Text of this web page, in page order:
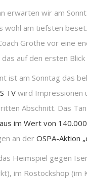
erwarten wir am
wohl am tiefsten
Grothe vor eine
auf den ersten
ist am Sonntag das
TV wird Impressionen
Abschnitt. Das
im Wert von
an der OSPA-Aktion
Heimspiel gegen
im Rostockshop